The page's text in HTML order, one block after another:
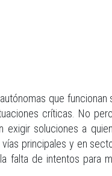
que funcionan
críticas. No
soluciones a
principales y en
falta de intentos para